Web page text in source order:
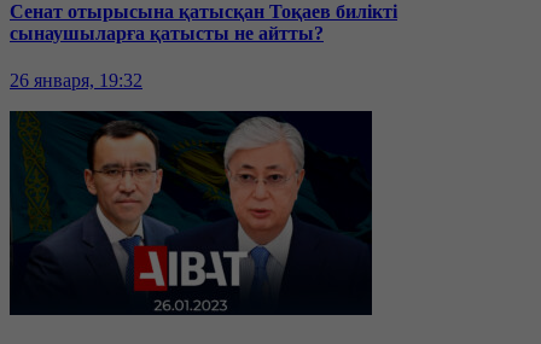
Сенат отырысына қатысқан Тоқаев билікті
сынаушыларға қатысты не айтты?
26 января, 19:32